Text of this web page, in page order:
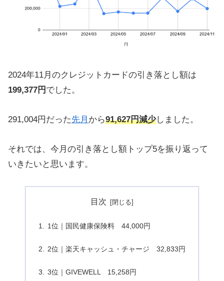
2024年11月のクレジットカードの引き落とし額は
199,377円 でした。
291,004円だった先月 から91,627円減少しました。
それでは、今月の引き落とし額トップ5を振り返って
いきたいと思います。
目次
1位｜国民健康保険料 44,000円
2位｜楽天キャッシュ・チャージ 32,833円
3位｜GIVEWELL 15,258円